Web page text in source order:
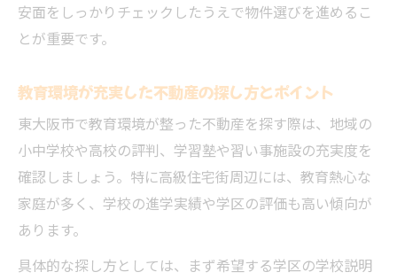
安面をしっかりチェックしたうえで物件選びを進めるこ
とが重要です。
教育環境が充実した不動産の探し方とポイント
東大阪市で教育環境が整った不動産を探す際は、地域の
小中学校や高校の評判、学習塾や習い事施設の充実度を
確認しましょう。特に高級住宅街周辺には、教育熱心な
家庭が多く、学校の進学実績や学区の評価も高い傾向が
あります。
具体的な探し方としては、まず希望する学区の学校説明